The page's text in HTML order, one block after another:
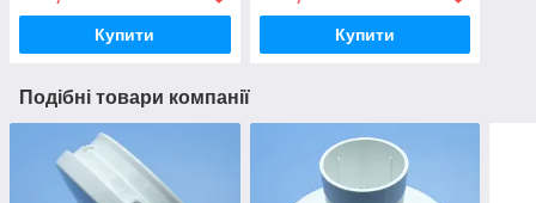
Купити Купити
Подібні товари компанії